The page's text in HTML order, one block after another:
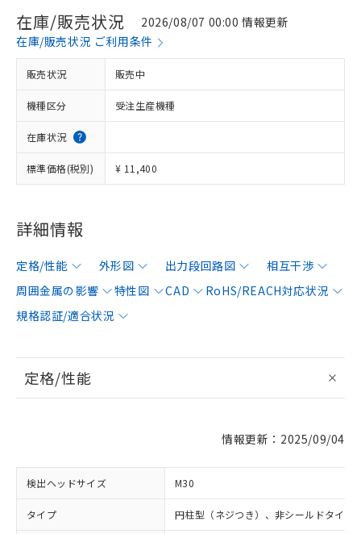
在庫/販売状況
2026/08/07 00:00 情報更新
在庫/販売状況 ご利用条件
販売状況 販売中
機種区分 受注生産機種
在庫状況
標準価格(税別) ¥ 11,400
詳細情報
定格/性能 外形図 出力段回路図
相互干渉
周囲金属の影響
特性図 CAD
RoHS/REACH対応状況
規格認証/適合状況
定格/性能
情報更新：2025/09/04
検出ヘッドサイズ M30
タイプ 円柱型（ネジつき）、非シールドタイプ